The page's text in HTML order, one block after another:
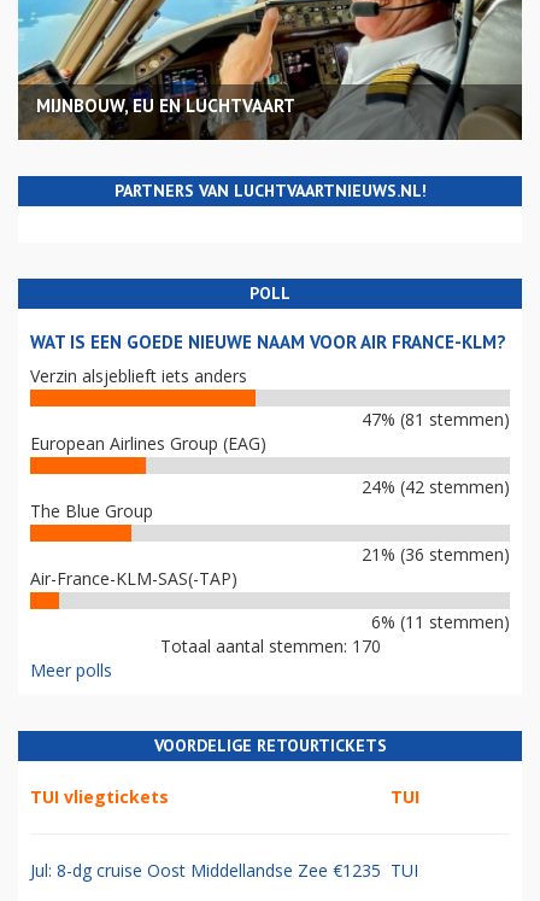
MIJNBOUW, EU EN LUCHTVAART
PARTNERS VAN LUCHTVAARTNIEUWS.NL!
POLL
WAT IS EEN GOEDE NIEUWE NAAM VOOR AIR FRANCE-KLM?
Verzin alsjeblieft iets anders
47% (81 stemmen)
European Airlines Group (EAG)
24% (42 stemmen)
The Blue Group
21% (36 stemmen)
Air-France-KLM-SAS(-TAP)
6% (11 stemmen)
Totaal aantal stemmen: 170
Meer polls
VOORDELIGE RETOURTICKETS
TUI vliegtickets TUI
Jul: 8-dg cruise Oost Middellandse Zee €1235 TUI